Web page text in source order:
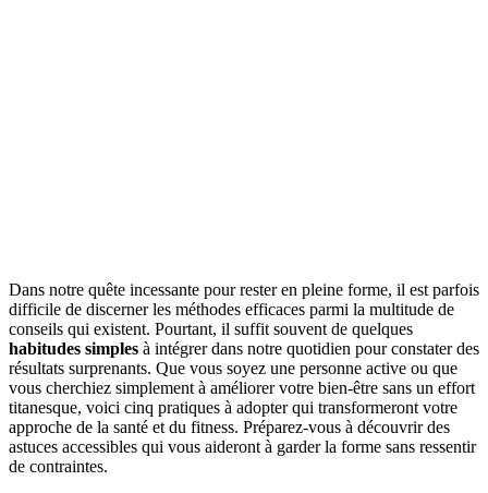
Dans notre quête incessante pour rester en pleine forme, il est parfois
difficile de discerner les méthodes efficaces parmi la multitude de
conseils qui existent. Pourtant, il suffit souvent de quelques
habitudes simples à intégrer dans notre quotidien pour constater des
résultats surprenants. Que vous soyez une personne active ou que
vous cherchiez simplement à améliorer votre bien-être sans un effort
titanesque, voici cinq pratiques à adopter qui transformeront votre
approche de la santé et du fitness. Préparez-vous à découvrir des
astuces accessibles qui vous aideront à garder la forme sans ressentir
de contraintes.